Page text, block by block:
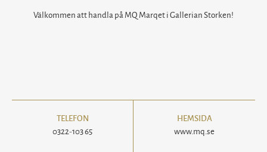
Välkommen att handla på MQ Marqet i Gallerian Storken!
TELEFON
0322-103 65
HEMSIDA
www.mq.se